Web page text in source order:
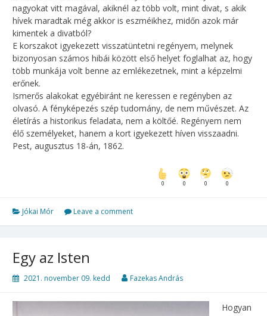
nagyokat vitt magával, akiknél az több volt, mint divat, s akik
hívek maradtak még akkor is eszméikhez, midőn azok már
kimentek a divatból?
E korszakot igyekezett visszatüntetni regényem, melynek
bizonyosan számos hibái között első helyet foglalhat az, hogy
több munkája volt benne az emlékezetnek, mint a képzelmi
erőnek.
Ismerős alakokat egyébiránt ne keressen e regényben az
olvasó. A fényképezés szép tudomány, de nem művészet. Az
életírás a historikus feladata, nem a költőé. Regényem nem
élő személyeket, hanem a kort igyekezett híven visszaadni.
Pest, augusztus 18-án, 1862.
0 0 0 0
Jókai Mór Leave a comment
Egy ​az Isten
2021. november 09. kedd Fazekas András
Hogyan